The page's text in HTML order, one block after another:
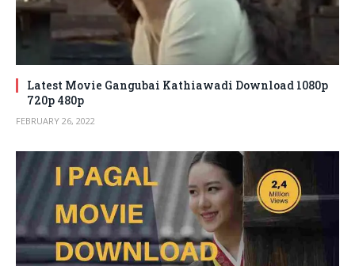
Latest Movie Gangubai Kathiawadi Download 1080p
720p 480p
FEBRUARY 26, 2022